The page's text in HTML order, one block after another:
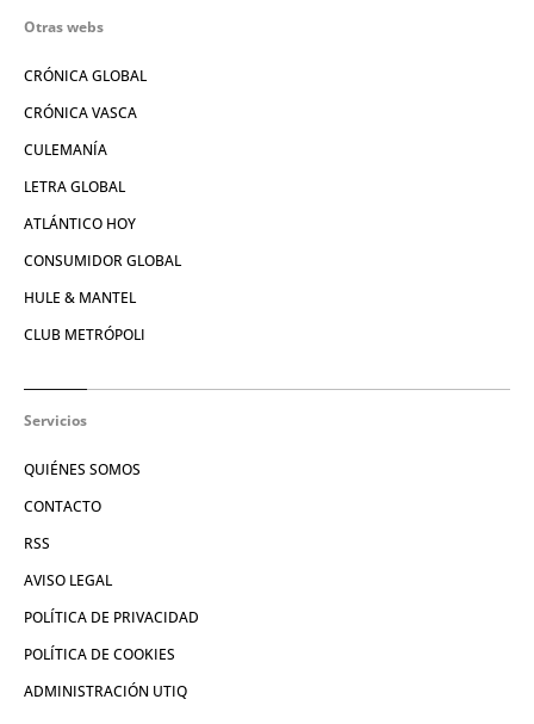
Otras webs
CRÓNICA GLOBAL
CRÓNICA VASCA
CULEMANÍA
LETRA GLOBAL
ATLÁNTICO HOY
CONSUMIDOR GLOBAL
HULE & MANTEL
CLUB METRÓPOLI
Servicios
QUIÉNES SOMOS
CONTACTO
RSS
AVISO LEGAL
POLÍTICA DE PRIVACIDAD
POLÍTICA DE COOKIES
ADMINISTRACIÓN UTIQ